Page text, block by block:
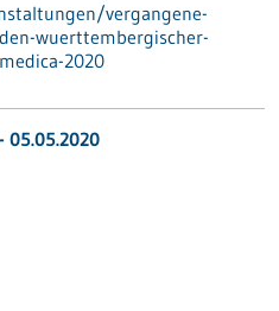
vergangene-
wuerttembergischer-
2020
05.05.2020